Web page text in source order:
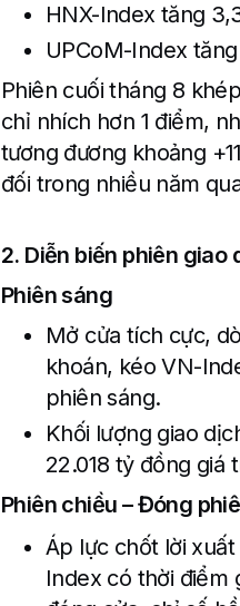
HNX-Index tăng
UPCoM-Index
Phiên cuối tháng 8
chỉ nhích hơn 1 điểm,
tương đương khoảng
đối trong nhiều năm
2. Diễn biến phiên giao
Phiên sáng
Mở cửa tích cực,
khoán, kéo VN-
phiên sáng.
Khối lượng giao
22.018 tỷ đồng giá
Phiên chiều – Đóng
Áp lực chốt lời
Index có thời điểm